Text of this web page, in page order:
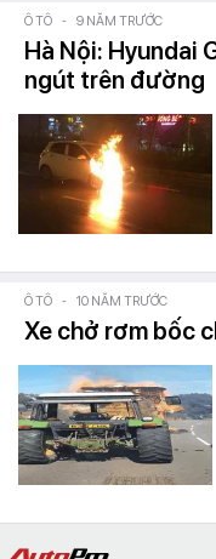
Ô TÔ - 9 NĂM TRƯỚC
Hà Nội: Hyundai
ngút trên đường
Ô TÔ - 10 NĂM TRƯỚC
Xe chở rơm bốc